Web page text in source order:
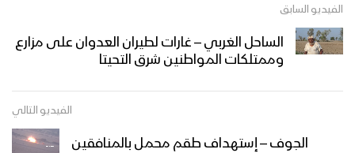
الفيديو السابق
الساحل الغربي – غارات لطيران العدوان على مزارع
وممتلكات المواطنين شرق التحيتا
الفيديو التالي
الجوف – إستهداف طقم محمل بالمنافقين